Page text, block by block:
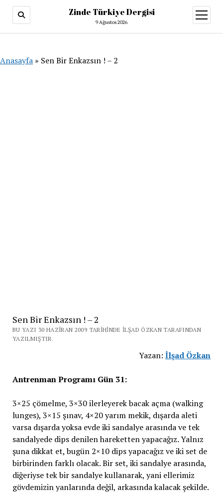
Zinde Türkiye Dergisi
9 Ağustos 2026
aç
Anasayfa » Sen Bir Enkazsın ! – 2
Sen Bir Enkazsın ! – 2
BU YAZI 30 HAZIRAN 2009 TARIHINDE İLŞAD ÖZKAN TARAFINDAN
YAZILMIŞTIR.
Yazan:İlşad Özkan
Antrenman Programı Gün 31:
3×25 çömelme, 3×30 ilerleyerek bacak açma (walking
lunges), 3×15 şınav, 4×20 yarım mekik, dışarda aleti
varsa dışarda yoksa evde iki sandalye arasında ve tek
sandalyede dips denilen hareketten yapacağız. Yalnız
şuna dikkat et, bugün 2×10 dips yapacağız ve iki set de
birbirinden farklı olacak. Bir set, iki sandalye arasında,
diğeriyse tek bir sandalye kullanarak, yani ellerimiz
gövdemizin yanlarında değil, arkasında kalacak şekilde.